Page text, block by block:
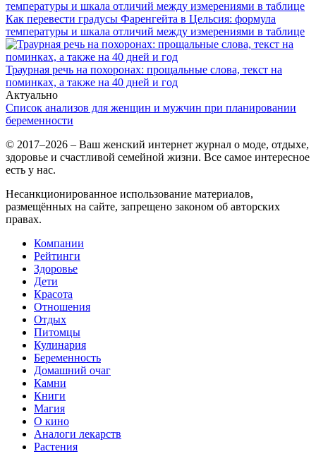
Как перевести градусы Фаренгейта в Цельсия: формула
температуры и шкала отличий между измерениями в таблице
Траурная речь на похоронах: прощальные слова, текст на
поминках, а также на 40 дней и год
Актуально
Список анализов для женщин и мужчин при планировании
беременности
© 2017–2026 – Ваш женский интернет журнал о моде, отдыхе,
здоровье и счастливой семейной жизни. Все самое интересное
есть у нас.
Несанкционированное использование материалов,
размещённых на сайте, запрещено законом об авторских
правах.
Компании
Рейтинги
Здоровье
Дети
Красота
Отношения
Отдых
Питомцы
Кулинария
Беременность
Домашний очаг
Камни
Книги
Магия
О кино
Аналоги лекарств
Растения